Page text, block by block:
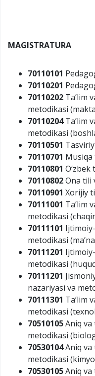
MAGISTRATURA
70110101
70110201
70110202 Ta’lim
metodikasi
70110204Ta’lim
metodikasi
70110501
70110701 Musiqa
70110801
70110802Ona tili
70110901 Xorijiy
70111001 Ta’lim
metodikasi
70111101
metodikasi
70111201
metodikasi
70111201
nazariyasi va
70111301 Ta’lim
metodikasi
70510105Aniq va
metodikasi
70530104Aniq va
metodikasi
70530105Aniq va